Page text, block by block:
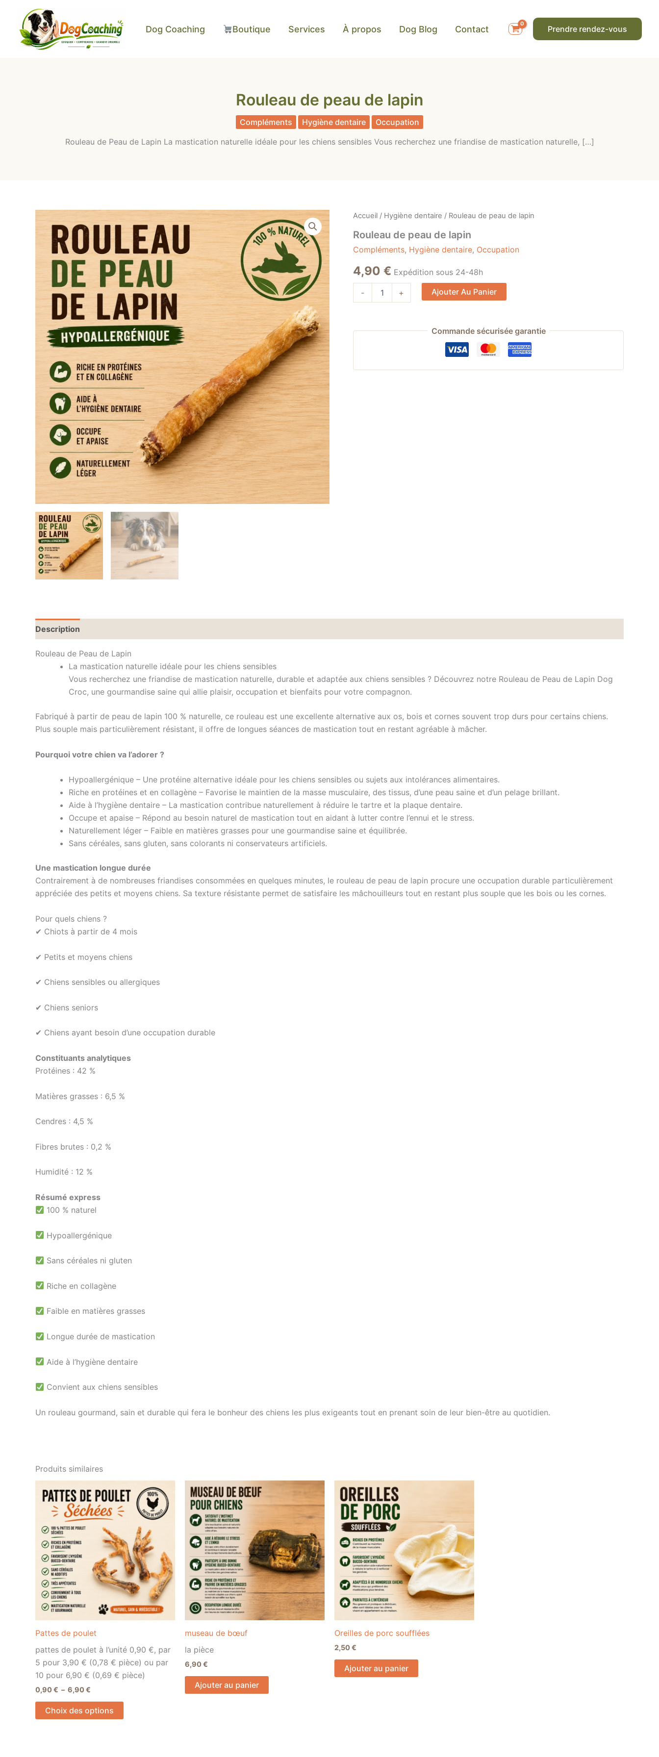
contenu
Dog Coaching Boutique Services À propos Dog Blog Contact Prendre rendez-vous
Rouleau de peau de lapin
Compléments Hygiène dentaire
Occupation
Rouleau de Peau de Lapin La mastication naturelle idéale pour les chiens sensibles Vous recherchez une friandise de mastication naturelle, […]
Accueil / Hygiène dentaire / Rouleau de peau de lapin
Rouleau de peau de lapin
Compléments, Hygiène dentaire, Occupation
4,90 € Expédition sous 24-48h
-
quantité
Rouleau
peau
lapin
+ Ajouter Au Panier
Commande sécurisée garantie
Description
Rouleau de Peau de Lapin
La mastication naturelle idéale pour les chiens sensibles
Vous recherchez une friandise de mastication naturelle, durable et adaptée aux chiens sensibles ? Découvrez notre Rouleau de Peau de Lapin Dog
Croc, une gourmandise saine qui allie plaisir, occupation et bienfaits pour votre compagnon.
Fabriqué à partir de peau de lapin 100 % naturelle, ce rouleau est une excellente alternative aux os, bois et cornes souvent trop durs pour certains chiens.
Plus souple mais particulièrement résistant, il offre de longues séances de mastication tout en restant agréable à mâcher.
Pourquoi votre chien va l’adorer ?
Hypoallergénique – Une protéine alternative idéale pour les chiens sensibles ou sujets aux intolérances alimentaires.
Riche en protéines et en collagène – Favorise le maintien de la masse musculaire, des tissus, d’une peau saine et d’un pelage brillant.
Aide à l’hygiène dentaire – La mastication contribue naturellement à réduire le tartre et la plaque dentaire.
Occupe et apaise – Répond au besoin naturel de mastication tout en aidant à lutter contre l’ennui et le stress.
Naturellement léger – Faible en matières grasses pour une gourmandise saine et équilibrée.
Sans céréales, sans gluten, sans colorants ni conservateurs artificiels.
Une mastication longue durée
Contrairement à de nombreuses friandises consommées en quelques minutes, le rouleau de peau de lapin procure une occupation durable particulièrement
appréciée des petits et moyens chiens. Sa texture résistante permet de satisfaire les mâchouilleurs tout en restant plus souple que les bois ou les cornes.
Pour quels chiens ?
✔ Chiots à partir de 4 mois
✔ Petits et moyens chiens
✔ Chiens sensibles ou allergiques
✔ Chiens seniors
✔ Chiens ayant besoin d’une occupation durable
Constituants analytiques
Protéines : 42 %
Matières grasses : 6,5 %
Cendres : 4,5 %
Fibres brutes : 0,2 %
Humidité : 12 %
Résumé express
100 % naturel
Hypoallergénique
Sans céréales ni gluten
Riche en collagène
Faible en matières grasses
Longue durée de mastication
Aide à l’hygiène dentaire
Convient aux chiens sensibles
Un rouleau gourmand, sain et durable qui fera le bonheur des chiens les plus exigeants tout en prenant soin de leur bien-être au quotidien.
Produits similaires
Pattes de poulet
pattes de poulet à l’unité 0,90 €, par
5 pour 3,90 € (0,78 € pièce) ou par
10 pour 6,90 € (0,69 € pièce)
0,90 € – 6,90 €
de
prix :
0,90 €
à
6,90 €
Choix des options
produit
a
plusieurs
variations.
Les
options
peuvent
être
choisies
sur
du
produit
museau de bœuf
la pièce
6,90 €
Ajouter au panier
Oreilles de porc soufflées
2,50 €
Ajouter au panier